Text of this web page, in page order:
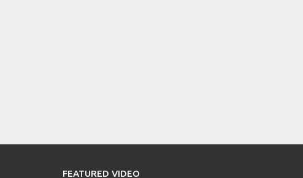
FEATURED VIDEO